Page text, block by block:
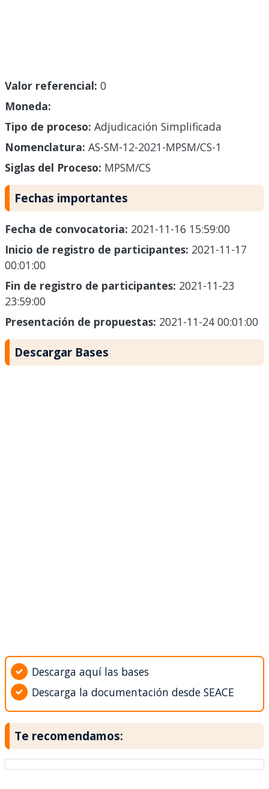
Valor referencial: 0
Moneda:
Tipo de proceso: Adjudicación Simplificada
Nomenclatura: AS-SM-12-2021-MPSM/CS-1
Siglas del Proceso: MPSM/CS
Fechas importantes
Fecha de convocatoria: 2021-11-16 15:59:00
Inicio de registro de participantes: 2021-11-17
00:01:00
Fin de registro de participantes: 2021-11-23
23:59:00
Presentación de propuestas: 2021-11-24 00:01:00
Descargar Bases
Descarga aquí las bases
Descarga la documentación desde SEACE
Te recomendamos: